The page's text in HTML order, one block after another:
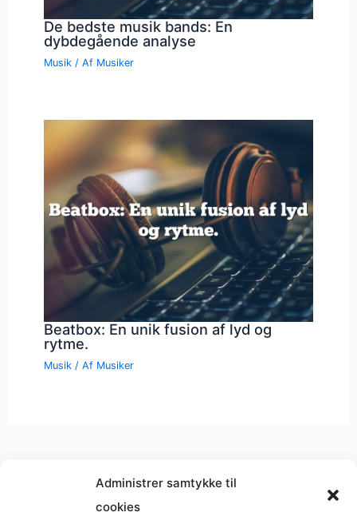
Administrer samtykke til
cookies
De bedste musik bands: En
dybdegående analyse
Musik / Af Musiker
Beatbox: En unik fusion af lyd og
rytme.
Musik / Af Musiker